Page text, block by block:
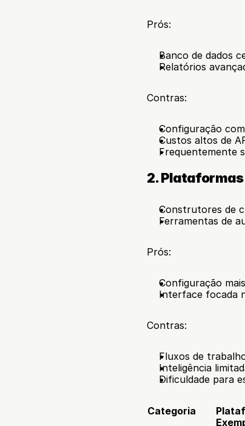
Prós:
Banco de dados
Relatórios
Contras:
Configuração
Custos altos de
Frequentemente
2.
Construtores de
Ferramentas de
Prós:
Configuração
Interface focada
Contras:
Fluxos de
Inteligência
Dificuldade para
Categoria